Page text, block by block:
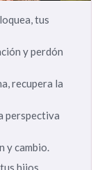
tus
y perdón
recupera la
perspectiva
y cambio.
hijos.